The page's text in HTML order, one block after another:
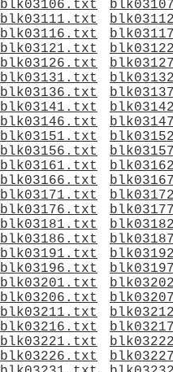
blk03106.txt
blk03111.txt
blk03116.txt
blk03121.txt
blk03126.txt
blk03131.txt
blk03136.txt
blk03141.txt
blk03146.txt
blk03151.txt
blk03156.txt
blk03161.txt
blk03166.txt
blk03171.txt
blk03176.txt
blk03181.txt
blk03186.txt
blk03191.txt
blk03196.txt
blk03201.txt
blk03206.txt
blk03211.txt
blk03216.txt
blk03221.txt
blk03226.txt